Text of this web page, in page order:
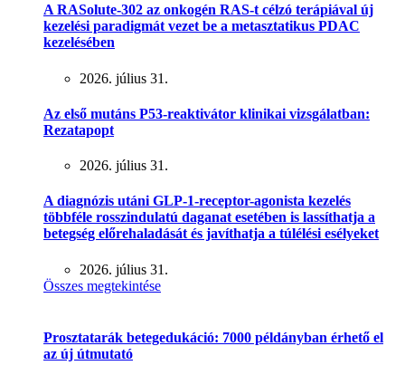
A RASolute-302 az onkogén RAS-t célzó terápiával új
kezelési paradigmát vezet be a metasztatikus PDAC
kezelésében
2026. július 31.
Az első mutáns P53-reaktivátor klinikai vizsgálatban:
Rezatapopt
2026. július 31.
A diagnózis utáni GLP-1-receptor-agonista kezelés
többféle rosszindulatú daganat esetében is lassíthatja a
betegség előrehaladását és javíthatja a túlélési esélyeket
2026. július 31.
Összes megtekintése
Prosztatarák betegedukáció: 7000 példányban érhető el
az új útmutató